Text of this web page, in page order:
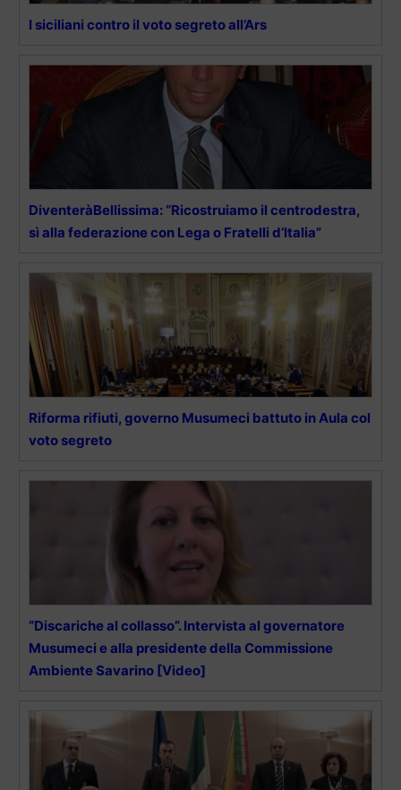
I siciliani contro il voto segreto all’Ars
DiventeràBellissima: “Ricostruiamo il centrodestra,
sì alla federazione con Lega o Fratelli d’Italia”
Riforma rifiuti, governo Musumeci battuto in Aula col
voto segreto
“Discariche al collasso”. Intervista al governatore
Musumeci e alla presidente della Commissione
Ambiente Savarino [Video]